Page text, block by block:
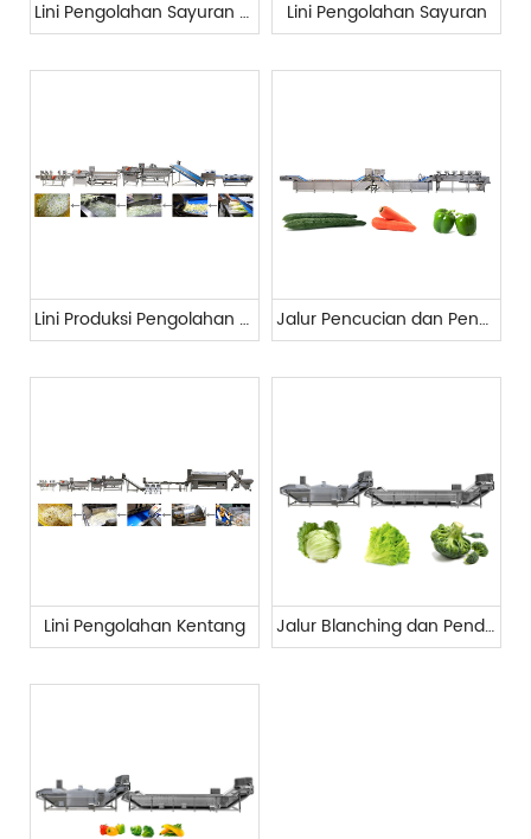
Lini Pengolahan Sayuran Daun Sedang Lini Pengolahan Sayuran
Lini Produksi Pengolahan Sayuran Daun Jalur Pencucian dan Pengeringan Sayuran
Lini Pengolahan Kentang Jalur Blanching dan Pendinginan